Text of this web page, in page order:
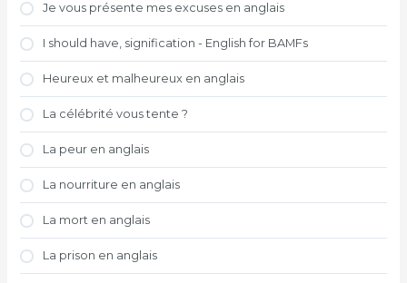
Je vous présente mes excuses en anglais
I should have, signification - English for BAMFs
Heureux et malheureux en anglais
La célébrité vous tente ?
La peur en anglais
La nourriture en anglais
La mort en anglais
La prison en anglais